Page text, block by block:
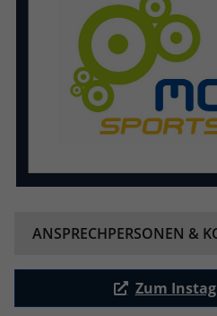
ANSPRECHPERSONEN &
Zum